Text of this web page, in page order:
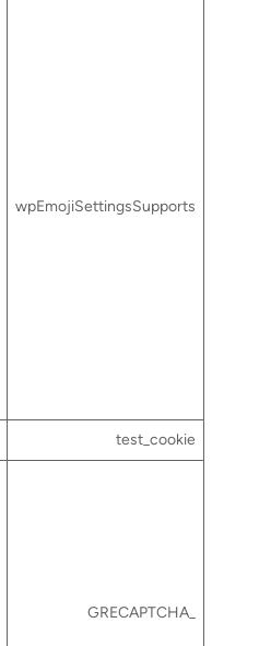
wpEmojiSettingsSupports
test_cookie
_GRECAPTCHA